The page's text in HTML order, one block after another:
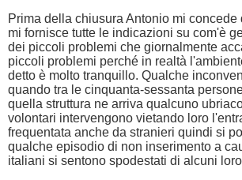
Prima della chiusura Antonio mi concede
mi fornisce tutte le indicazioni su com'è
dei piccoli problemi che giornalmente
piccoli problemi perché in realtà
detto è molto tranquillo. Qualche
quando tra le cinquanta-sessanta
quella struttura ne arriva qualcuno
volontari intervengono vietando loro
frequentata anche da stranieri quindi si
qualche episodio di non inserimento a
italiani si sentono spodestati di alcuni